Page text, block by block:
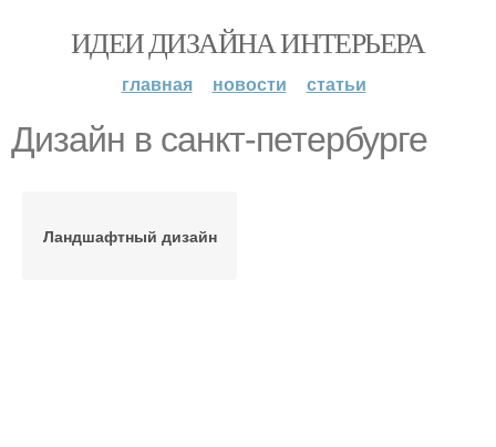
ИДЕИ ДИЗАЙНА ИНТЕРЬЕРА
главная новости статьи
Дизайн в санкт-петербурге
Ландшафтный дизайн